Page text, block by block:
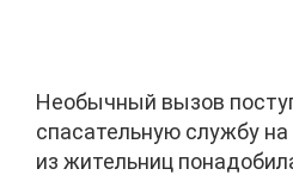
Необычный вызов
спасательную службу
из жительниц